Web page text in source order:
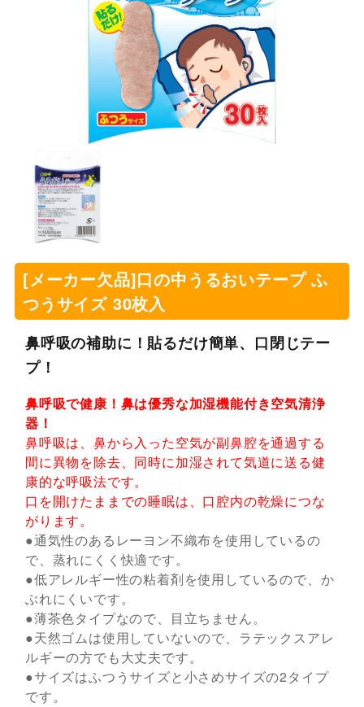
[メーカー欠品]口の中うるおいテープ ふ
つうサイズ 30枚入
鼻呼吸の補助に！貼るだけ簡単、口閉じテー
プ！
鼻呼吸で健康！鼻は優秀な加湿機能付き空気清浄
器！
鼻呼吸は、鼻から入った空気が副鼻腔を通過する
間に異物を除去、同時に加湿されて気道に送る健
康的な呼吸法です。
口を開けたままでの睡眠は、口腔内の乾燥につな
がります。
●通気性のあるレーヨン不織布を使用しているの
で、蒸れにくく快適です。
●低アレルギー性の粘着剤を使用しているので、か
ぶれにくいです。
●薄茶色タイプなので、目立ちません。
●天然ゴムは使用していないので、ラテックスアレ
ルギーの方でも大丈夫です。
●サイズはふつうサイズと小さめサイズの2タイプ
です。